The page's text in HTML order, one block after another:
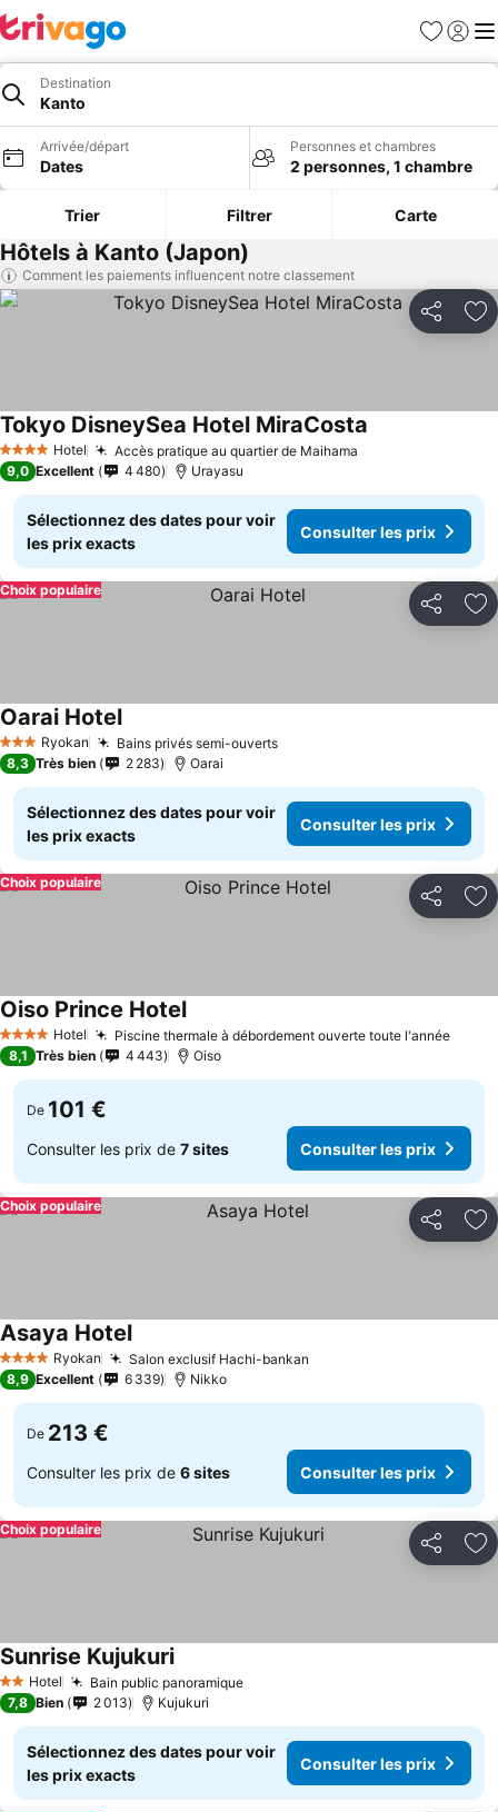
Favoris
Se
Destination
Kanto
Arrivée/départ
Dates
Personnes et chambres
2 personnes, 1 chambre
Trier Filtrer Carte
Hôtels à Kanto (Japon)
Comment les paiements influencent notre classement
Partager
4 Étoiles Hotel Accès pratique au quartier de Maihama
Tokyo DisneySea Hotel MiraCosta
9,0 Excellent 4 480 Urayasu
Sélectionnez des dates pour voir
les prix exacts
Consulter les prix
Partager
Choix populaire
3 ÉtoilesRyokan Bains privés semi-ouvertsConsulter les prix
Oarai HotelConsulter les prix
8,3 Très bien 2 283 Oarai
Sélectionnez des dates pour voir
les prix exacts
Consulter les prix
Partager
Choix populaire
4 Étoiles Hotel Piscine thermale à débordement ouverte toute l'année
Oiso Prince HotelConsulter les prix
8,1 Très bien 4 443 Oiso
De 101 €
Consulter les prix de 7 sites Consulter les prix
Partager
Choix populaire
4 Étoiles Ryokan Salon exclusif Hachi-bankan
Asaya HotelConsulter les prix
8,9 Excellent 6 339 Nikko
De 213 €
Consulter les prix de 6 sites Consulter les prix
Partager
Choix populaire
2 Étoiles
Hotel Bain public panoramiqueConsulter les prix
Sunrise KujukuriConsulter les prix
7,8 Bien 2 013 Kujukuri
Sélectionnez des dates pour voir
les prix exacts
Consulter les prix